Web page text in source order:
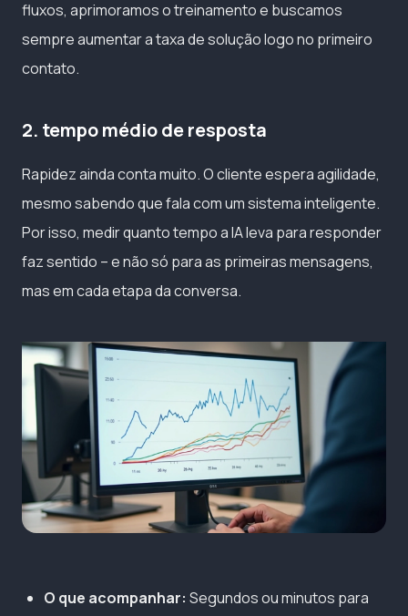
fluxos, aprimoramos o treinamento e buscamos
sempre aumentar a taxa de solução logo no primeiro
contato.
2. tempo médio de resposta
Rapidez ainda conta muito. O cliente espera agilidade,
mesmo sabendo que fala com um sistema inteligente.
Por isso, medir quanto tempo a IA leva para responder
faz sentido – e não só para as primeiras mensagens,
mas em cada etapa da conversa.
O que acompanhar: Segundos ou minutos para